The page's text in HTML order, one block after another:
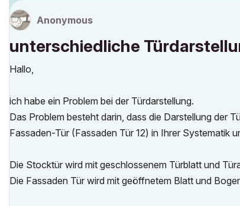
Anonymous
unterschiedliche
Hallo,
ich habe ein Problem bei der Türdarstellung.
Das Problem besteht darin, dass die Darstellung der
Fassaden-Tür (Fassaden Tür 12) in Ihrer Systematik
Die Stocktür wird mit geschlossenem Türblatt und
Die Fassaden Tür wird mit geöffnetem Blatt und